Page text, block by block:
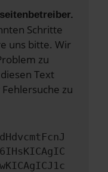
Schritte
uns bitte. Wir
zu
Text
zu